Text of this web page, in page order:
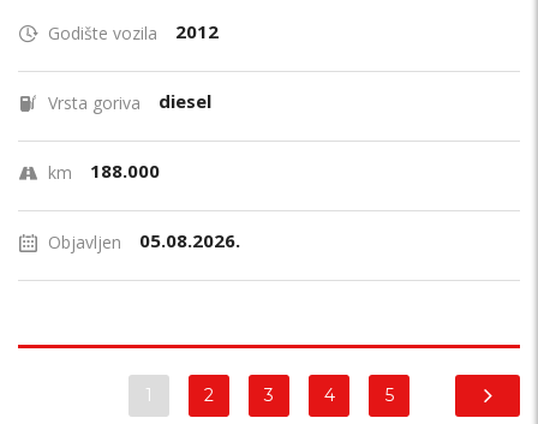
Godište vozila 2012
Vrsta goriva diesel
km 188.000
Objavljen 05.08.2026.
1 2 3 4 5